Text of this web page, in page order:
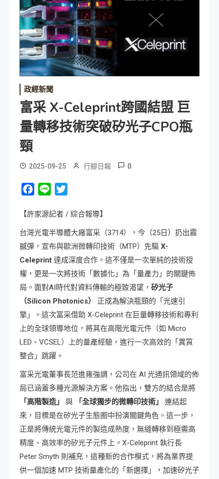
政經新聞
富采 X-Celeprint跨國結盟 巨
量轉移技術突破矽光子CPO瓶
頸
2025-09-25 行腳日報 0
Facebook
Line
【許家源記者 / 綜合報導】
台灣光電半導體大廠富采（3714），今（25日）扔出震
撼彈，宣布與歐洲微轉印技術（MTP）先驅 X-
Celeprint 達成深度合作。這不僅是一次單純的技術授
權，更是一次將技術「數據化」為「量產力」的關鍵佈
局。面對AI時代對資料傳輸的極致渴望， 矽光子
（Silicon Photonics）
正成為解決瓶頸的「光速引
擎」。這次富采借助 X-Celeprint 在巨量轉移技術和專利
上的全球領導地位，將其在高階光電元件（如 Micro
LED、VCSEL）上的量產經驗，進行一次高效的「異質
整合」跳躍。
富采光電董事長范進雍強調，公司在 AI 光通訊領域的佈
局已涵蓋多種光源解決方案。他指出，雙方的結合是將
「高階製造」
與 「全球獨步的微轉印技術」
連結起
來，目標是在矽光子生態圈中扮演關鍵角色。這一步，
正是將傳統光電元件的製造成熟度，無縫轉移到極需高
精度、高效率的矽光子元件上。X-Celeprint 執行長
Peter Smyth 則補充，這種新的合作模式，將為業界提
供一個加速 MTP 技術量產化的「新選擇」，加速矽光子